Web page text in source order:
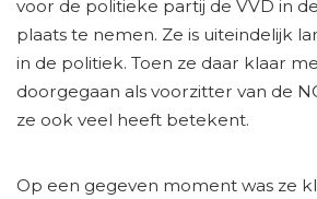
voor de politieke partij de VVD in
plaats te nemen. Ze is uiteindelijk
in de politiek. Toen ze daar klaar
doorgegaan als voorzitter van de
ze ook veel heeft betekent.
Op een gegeven moment was ze